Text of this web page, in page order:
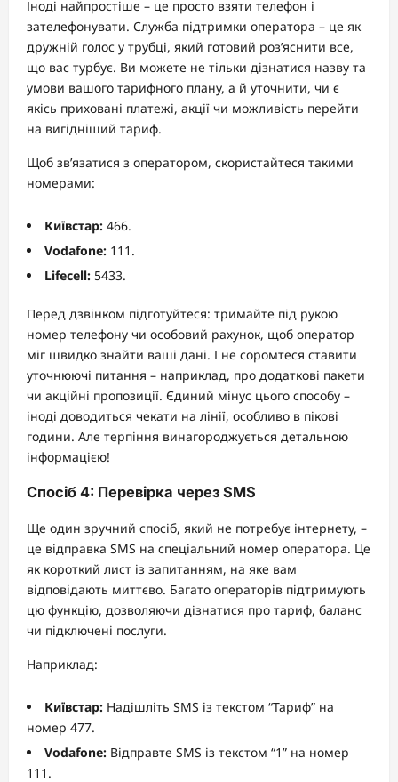
Іноді найпростіше – це просто взяти телефон і
зателефонувати. Служба підтримки оператора – це як
дружній голос у трубці, який готовий роз’яснити все,
що вас турбує. Ви можете не тільки дізнатися назву та
умови вашого тарифного плану, а й уточнити, чи є
якісь приховані платежі, акції чи можливість перейти
на вигідніший тариф.
Щоб зв’язатися з оператором, скористайтеся такими
номерами:
Київстар: 466.
Vodafone: 111.
Lifecell: 5433.
Перед дзвінком підготуйтеся: тримайте під рукою
номер телефону чи особовий рахунок, щоб оператор
міг швидко знайти ваші дані. І не соромтеся ставити
уточнюючі питання – наприклад, про додаткові пакети
чи акційні пропозиції. Єдиний мінус цього способу –
іноді доводиться чекати на лінії, особливо в пікові
години. Але терпіння винагороджується детальною
інформацією!
Спосіб 4: Перевірка через SMS
Ще один зручний спосіб, який не потребує інтернету, –
це відправка SMS на спеціальний номер оператора. Це
як короткий лист із запитанням, на яке вам
відповідають миттєво. Багато операторів підтримують
цю функцію, дозволяючи дізнатися про тариф, баланс
чи підключені послуги.
Наприклад:
Київстар: Надішліть SMS із текстом “Тариф” на
номер 477.
Vodafone: Відправте SMS із текстом “1” на номер
111.